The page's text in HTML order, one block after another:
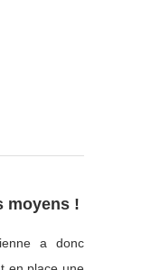
moyens !
a donc